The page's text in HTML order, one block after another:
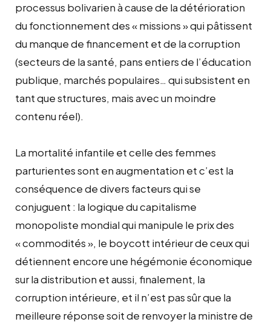
processus bolivarien à cause de la détérioration
du fonctionnement des « missions » qui pâtissent
du manque de financement et de la corruption
(secteurs de la santé, pans entiers de l’éducation
publique, marchés populaires… qui subsistent en
tant que structures, mais avec un moindre
contenu réel).
La mortalité infantile et celle des femmes
parturientes sont en augmentation et c’est la
conséquence de divers facteurs qui se
conjuguent : la logique du capitalisme
monopoliste mondial qui manipule le prix des
« commodités », le boycott intérieur de ceux qui
détiennent encore une hégémonie économique
sur la distribution et aussi, finalement, la
corruption intérieure, et il n’est pas sûr que la
meilleure réponse soit de renvoyer la ministre de